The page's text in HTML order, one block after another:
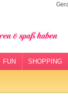
FUN SHOPPING